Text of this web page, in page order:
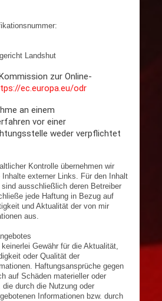
Landshut
zur Online-
ec.europa.eu/odr
an einem
vor einer
weder verpflichtet
Kontrolle übernehmen wir
Inhalte externer Links. Für den Inhalt
ausschließlich deren Betreiber
jede Haftung in Bezug auf
und Aktualität der von mir
aus.
Gewähr für die Aktualität,
oder Qualität der
Haftungsansprüche gegen
auf Schäden materieller oder
die durch die Nutzung oder
Informationen bzw. durch